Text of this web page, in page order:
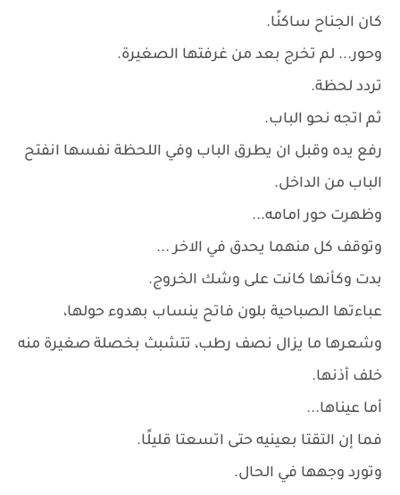
كان الجناح ساكنًا.
وحور... لم تخرج بعد من غرفتها الصغيرة.
تردد لحظة.
ثم اتجه نحو الباب.
رفع يده وقبل ان يطرق الباب وفي اللحظة نفسها انفتح
الباب من الداخل.
وظهرت حور امامه...
وتوقف كل منهما يحدق في الاخر ...
بدت وكأنها كانت على وشك الخروج.
عباءتها الصباحية بلون فاتح ينساب بهدوء حولها،
وشعرها ما يزال نصف رطب، تتشبث بخصلة صغيرة منه
خلف أذنها.
أما عيناها...
فما إن التقتا بعينيه حتى اتسعتا قليلًا.
وتورد وجهها في الحال.